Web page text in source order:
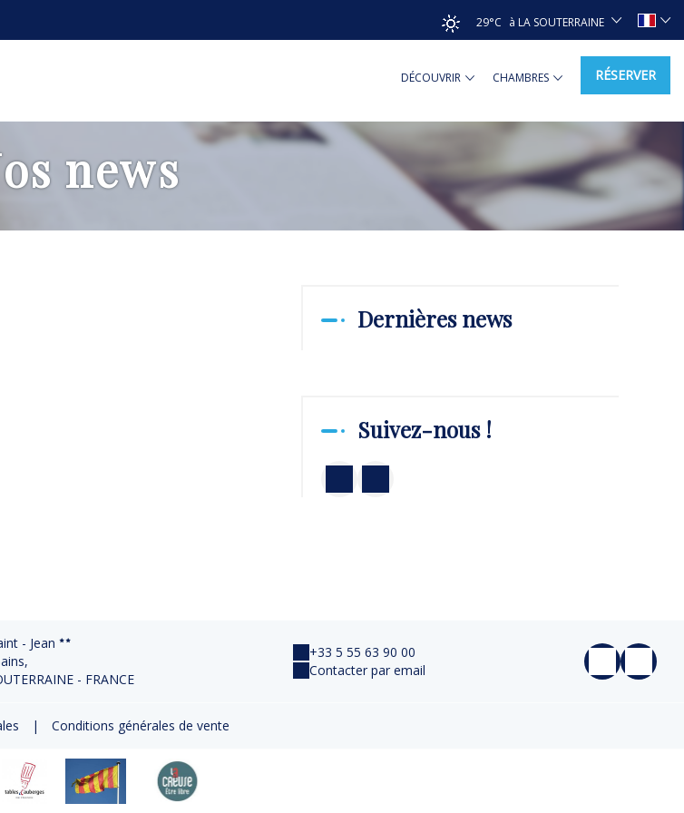
29°C à LA SOUTERRAINE
DÉCOUVRIR CHAMBRES RÉSERVER
news
Dernières news
Suivez-nous !
- Jean
- FRANCE
+33 5 55 63 90 00
Contacter par email
| Conditions générales de vente